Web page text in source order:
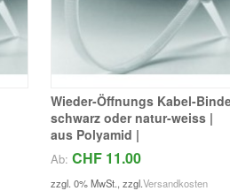
Wieder-Öffnungs Kabel-
schwarz oder natur-weiss |
aus Polyamid |
Ab: CHF 11.00
zzgl. 0% MwSt.,zzgl.Versandkosten